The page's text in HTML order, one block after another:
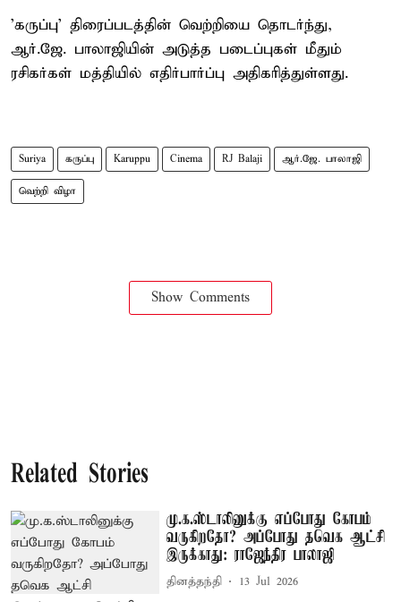
'கருப்பு' திரைப்படத்தின் வெற்றியை தொடர்ந்து,
ஆர்.ஜே. பாலாஜியின் அடுத்த படைப்புகள் மீதும்
ரசிகர்கள் மத்தியில் எதிர்பார்ப்பு அதிகரித்துள்ளது.
Suriya கருப்பு Karuppu Cinema RJ Balaji ஆர்.ஜே. பாலாஜி
வெற்றி விழா
Show Comments
Related Stories
மு.க.ஸ்டாலினுக்கு எப்போது கோபம்
வருகிறதோ? அப்போது தவெக ஆட்சி
இருக்காது: ராஜேந்திர பாலாஜி
தினத்தந்தி 13 Jul 2026